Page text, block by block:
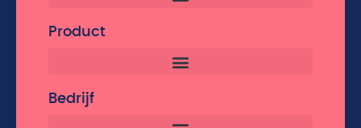
Product
Bedrijf